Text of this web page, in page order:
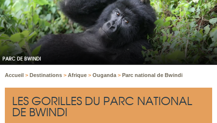
PARC DE BWINDI
Accueil > Destinations > Afrique > Ouganda > Parc national de Bwindi
LES GORILLES DU PARC NATIONAL
DE BWINDI